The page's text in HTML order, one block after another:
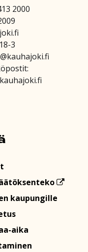
2000
3
kaupungille
aika